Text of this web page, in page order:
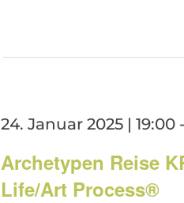
Archetypen Reise
Life/Art Process®
24. Januar 2025 | 19:00-